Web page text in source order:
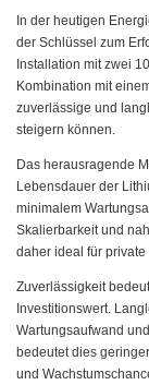
In der heutigen
der Schlüssel zum
Installation mit zwei
Kombination mit
zuverlässige und
steigern können.
Das herausragende
Lebensdauer der
minimalem
Skalierbarkeit und
daher ideal für
Zuverlässigkeit
Investitionswert.
Wartungsaufwand
bedeutet dies
und